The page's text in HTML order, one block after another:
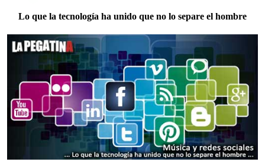
Lo que la tecnología ha unido que no lo separe el hombre